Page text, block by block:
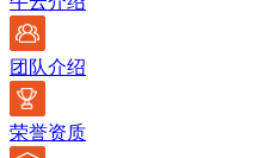
团队介绍
荣誉资质